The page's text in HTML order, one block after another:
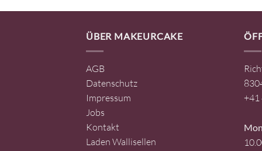
ÜBER MAKEURCAKE
AGB
Datenschutz
Impressum
Jobs
Kontakt
Laden Wallisellen
+41